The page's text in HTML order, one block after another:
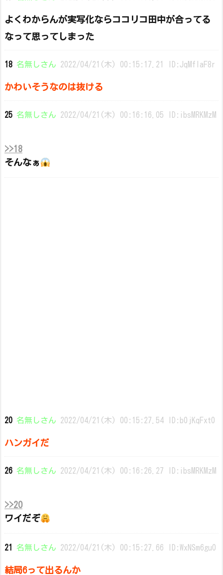
よくわからんが実写化ならココリコ田中が合ってる
なって思ってしまった
18 名無しさん 2022/04/21(木) 00:15:17.21 ID:JqMfIaF8r
かわいそうなのは抜ける
25 名無しさん 2022/04/21(木) 00:16:16.05 ID:ibsMRKMzM
>>18
そんなぁ
20 名無しさん 2022/04/21(木) 00:15:27.54 ID:b0jKqFxt0
ハンガイだ
26 名無しさん 2022/04/21(木) 00:16:26.27 ID:ibsMRKMzM
>>20
ワイだぞ
21 名無しさん 2022/04/21(木) 00:15:27.66 ID:WxNSm6gu0
結局6って出るんか